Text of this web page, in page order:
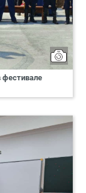
фестивале